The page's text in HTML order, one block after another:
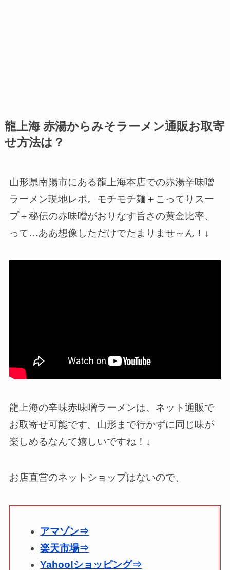
龍上海 赤湯からみそラーメン通販お取寄
せ方法は？
山形県南陽市にある龍上海本店での赤湯辛味噌
ラーメン現地レポ。モチモチ麺＋こってりスー
プ＋秘伝の赤味噌がおりなす旨さの黄金比率、
って…ああ想像しただけでたまりませ～ん！↓
龍上海の辛味赤味噌ラーメンは、ネット通販で
お取寄せ可能です。山形まで行かずに同じ味が
楽しめるなんて嬉しいですね！↓
お店直営のネットショップはないので、
アマゾン⇒
楽天市場⇒
Yahoo!ショッピング⇒